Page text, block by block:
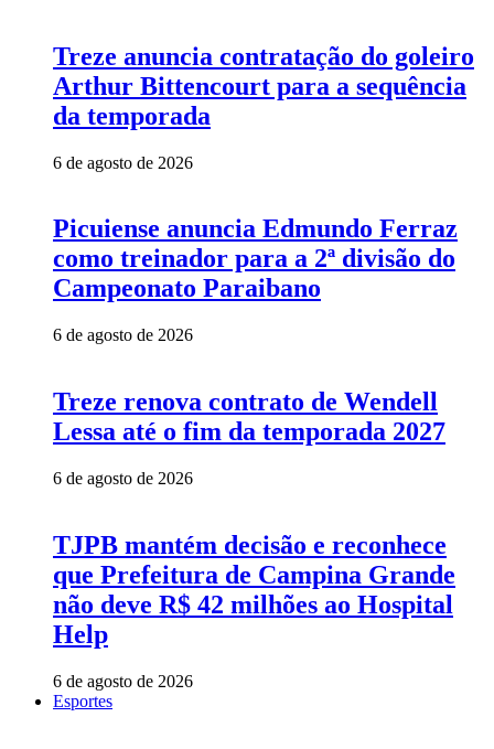
Treze anuncia contratação do goleiro
Arthur Bittencourt para a sequência
da temporada
6 de agosto de 2026
Picuiense anuncia Edmundo Ferraz
como treinador para a 2ª divisão do
Campeonato Paraibano
6 de agosto de 2026
Treze renova contrato de Wendell
Lessa até o fim da temporada 2027
6 de agosto de 2026
TJPB mantém decisão e reconhece
que Prefeitura de Campina Grande
não deve R$ 42 milhões ao Hospital
Help
6 de agosto de 2026
Esportes